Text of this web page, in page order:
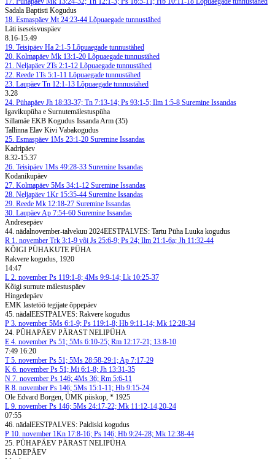
Sadala Baptisti Kogudus
18. Esmaspäev Mt 24:23-44 Lõpuaegade tunnustähed
Läti iseseisvuspäev
8.16-15.49
19. Teisipäev Ha 2:1-5 Lõpuaegade tunnustähed
20. Kolmapäev Mk 13:1-20 Lõpuaegade tunnustähed
21. Neljapäev 2Ts 2:1-12 Lõpuaegade tunnustähed
22. Reede 1Ts 5:1-11 Lõpuaegade tunnustähed
23. Laupäev Tn 12:1-13 Lõpuaegade tunnustähed
3.28
24. Pühapäev Jh 18:33-37; Tn 7:13-14; Ps 93:1-5; Ilm 1:5-8 Suremine Issandas
Igavikupüha e Surnutemälestuspüha
Sillamäe EKB Kogudus Issanda Arm (35)
Tallinna Elav Kivi Vabakogudus
25. Esmaspäev 1Ms 23:1-20 Suremine Issandas
Kadripäev
8.32-15.37
26. Teisipäev 1Ms 49:28-33 Suremine Issandas
Kodanikupäev
27. Kolmapäev 5Ms 34:1-12 Suremine Issandas
28. Neljapäev 1Kr 15:35-44 Suremine Issandas
29. Reede Mk 12:18-27 Suremine Issandas
30. LaupäevAp 7:54-60 Suremine Issandas
Andresepäev
44. nädalnovember-talvekuu 2024EESTPALVES: Tartu Püha Luuka kogudus
R 1. november Trk 3:1-9 või Js 25:6-9; Ps 24; Ilm 21:1-6a; Jh 11:32-44
KÕIGI PÜHAKUTE PÜHA
Rakvere kogudus, 1920
14:47
L 2. november Ps 119:1-8; 4Ms 9:9-14; Lk 10:25-37
Kõigi surnute mälestuspäev
Hingedepäev
EMK lastetöö tegijate õppepäev
45. nädalEESTPALVES: Rakvere kogudus
P 3. november 5Ms 6:1-9; Ps 119:1-8; Hb 9:11-14; Mk 12:28-34
24. PÜHAPÄEV PÄRAST NELIPÜHA
E 4. november Ps 51; 5Ms 6:10-25; Rm 12:17-21; 13:8-10
7:49 16:20
T5. november Ps 51; 5Ms 28:58-29:1; Ap 7:17-29
K 6. november Ps 51; Mi 6:1-8; Jh 13:31-35
N 7. november Ps 146; 4Ms 36; Rm 5:6-11
R 8. november Ps 146; 5Ms 15:1-11; Hb 9:15-24
Ole Edvard Borgen, ÜMK piiskop, * 1925
L 9. november Ps 146; 5Ms 24:17-22; Mk 11:12-14,20-24
07:55
46. nädalEESTPALVES: Paldiski kogudus
P 10. november 1Kn 17:8-16; Ps 146; Hb 9:24-28; Mk 12:38-44
25. PÜHAPÄEV PÄRAST NELIPÜHA
ISADEPÄEV